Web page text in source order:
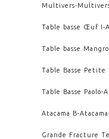
Multivers-
Table basse Œuf I-
Table basse
Table Basse Petite
Table Basse Paolo-
Atacama B-Atacama
Grande Fracture